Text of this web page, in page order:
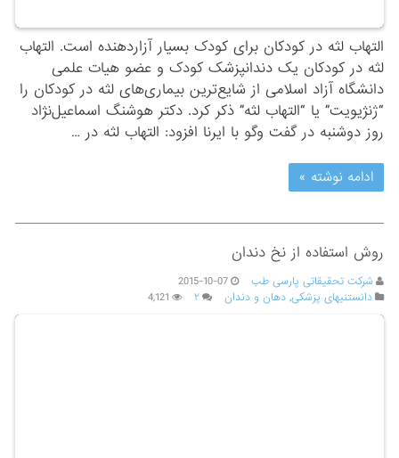
التهاب لثه در کودکان برای کودک بسیار آزاردهنده است. التهاب
لثه در کودکان یک دندانپزشک کودک و عضو هیات علمی
دانشگاه آزاد اسلامی از شایع‌ترین بیماری‌های لثه در کودکان را
“ژنژیویت” یا “التهاب لثه” ذکر کرد. دکتر هوشنگ اسماعیل‌نژاد
روز دوشنبه در گفت وگو با ایرنا افزود: التهاب لثه در …
ادامه نوشته »
روش استفاده از نخ دندان
شرکت تحقیقاتی پارسی طب
2015-10-07